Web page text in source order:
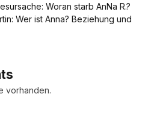
Woran starb AnNa R.?
Wer ist Anna? Beziehung und
vorhanden.